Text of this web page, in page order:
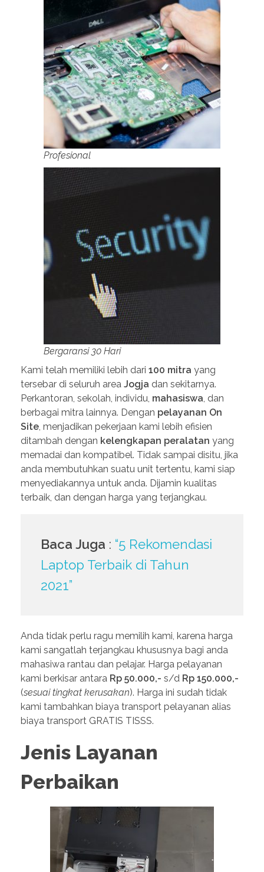
Profesional
Bergaransi 30 Hari
Kami telah memiliki lebih dari 100 mitra yang
tersebar di seluruh area Jogja dan sekitarnya.
Perkantoran, sekolah, individu, mahasiswa, dan
berbagai mitra lainnya. Dengan pelayanan On
Site, menjadikan pekerjaan kami lebih efisien
ditambah dengan kelengkapan peralatan yang
memadai dan kompatibel. Tidak sampai disitu, jika
anda membutuhkan suatu unit tertentu, kami siap
menyediakannya untuk anda. Dijamin kualitas
terbaik, dan dengan harga yang terjangkau.
Baca Juga : “5 Rekomendasi
Laptop Terbaik di Tahun
2021”
Anda tidak perlu ragu memilih kami, karena harga
kami sangatlah terjangkau khususnya bagi anda
mahasiwa rantau dan pelajar. Harga pelayanan
kami berkisar antara Rp 50.000,- s/d Rp 150.000,-
(sesuai tingkat kerusakan). Harga ini sudah tidak
kami tambahkan biaya transport pelayanan alias
biaya transport GRATIS TISSS.
Jenis Layanan
Perbaikan